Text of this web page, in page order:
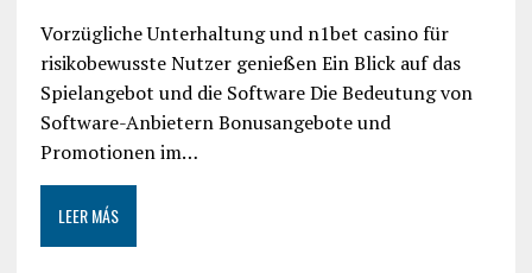
Vorzügliche Unterhaltung und n1bet casino für
risikobewusste Nutzer genießen Ein Blick auf das
Spielangebot und die Software Die Bedeutung von
Software-Anbietern Bonusangebote und
Promotionen im…
LEER MÁS